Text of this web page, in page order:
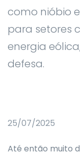
como nióbio
para setores
energia
defesa.
25/07/2025
Até então muito